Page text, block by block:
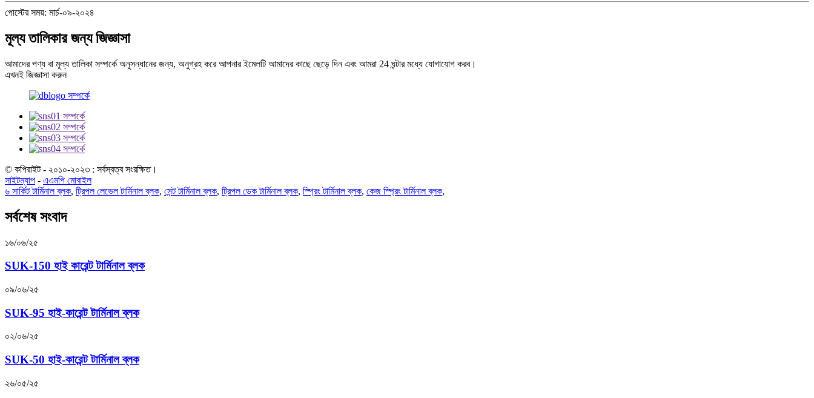
পোস্টের সময়: মার্চ-০৯-২০২৪
মূল্য তালিকার জন্য জিজ্ঞাসা
আমাদের পণ্য বা মূল্য তালিকা সম্পর্কে অনুসন্ধানের জন্য, অনুগ্রহ করে আপনার ইমেলটি আমাদের কাছে ছেড়ে দিন এবং আমরা 24 ঘন্টার মধ্যে যোগাযোগ করব।
এখনই জিজ্ঞাসা করুন
© কপিরাইট - ২০১০-২০২৩ : সর্বস্বত্ব সংরক্ষিত।
সাইটম্যাপ - এএমপি মোবাইল
৬ সার্কিট টার্মিনাল ব্লক, ট্রিপল লেভেল টার্মিনাল ব্লক, সেন্ট টার্মিনাল ব্লক, ট্রিপল ডেক টার্মিনাল ব্লক, স্প্রিং টার্মিনাল ব্লক, কেজ স্প্রিং টার্মিনাল ব্লক,
সর্বশেষ সংবাদ
১৬/০৬/২৫
SUK-150 হাই কারেন্ট টার্মিনাল ব্লক
০৯/০৬/২৫
SUK-95 হাই-কারেন্ট টার্মিনাল ব্লক
০২/০৬/২৫
SUK-50 হাই-কারেন্ট টার্মিনাল ব্লক
২৬/০৫/২৫